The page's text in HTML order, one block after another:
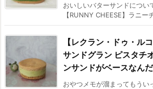
おいしいバターサンドについ
【RUNNY CHEESE】ラニー
【レクラン・ドゥ・ル
サンドグラン ピスタチ
ンサンドがベースなん
おやつメモが溜まってもうい